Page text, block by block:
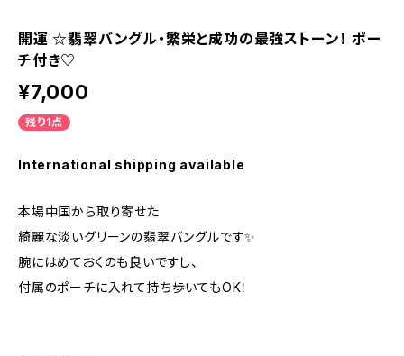
開運 ☆翡翠バングル・繁栄と成功の最強ストーン！ ポー
チ付き♡
¥7,000
残り1点
International shipping available
本場中国から取り寄せた
綺麗な淡いグリーンの翡翠バングルです✨
腕にはめておくのも良いですし、
付属のポーチに入れて持ち歩いてもOK！